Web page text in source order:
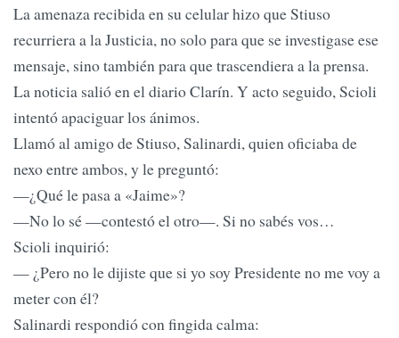
La amenaza recibida en su celular hizo que Stiuso
recurriera a la Justicia, no solo para que se investigase ese
mensaje, sino también para que trascendiera a la prensa.
La noticia salió en el diario Clarín. Y acto seguido, Scioli
intentó apaciguar los ánimos.
Llamó al amigo de Stiuso, Salinardi, quien oficiaba de
nexo entre ambos, y le preguntó:
—¿Qué le pasa a «Jaime»?
—No lo sé —contestó el otro—. Si no sabés vos…
Scioli inquirió:
— ¿Pero no le dijiste que si yo soy Presidente no me voy a
meter con él?
Salinardi respondió con fingida calma: